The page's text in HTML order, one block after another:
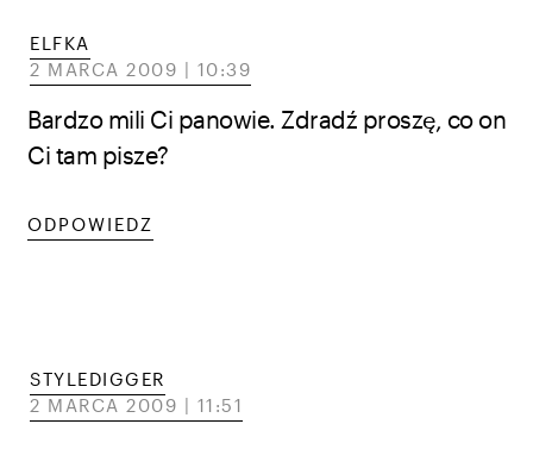
ELFKA
2 MARCA 2009 | 10:39
Bardzo mili Ci panowie. Zdradź proszę, co on
Ci tam pisze?
ODPOWIEDZ
STYLEDIGGER
2 MARCA 2009 | 11:51